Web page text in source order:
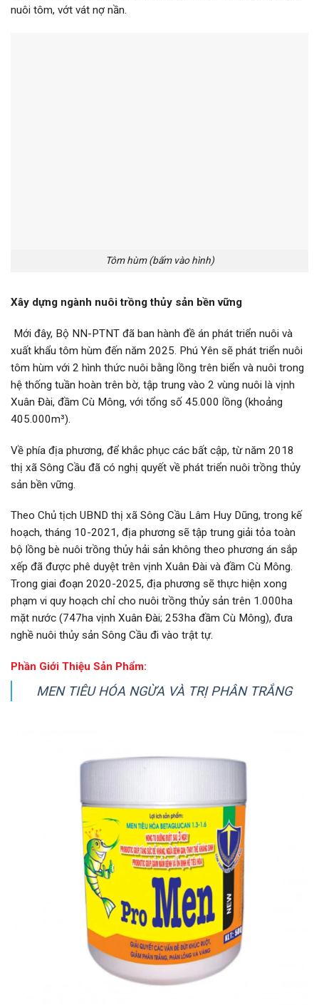
nuôi tôm, vớt vát nợ nần.
Tôm hùm (bấm vào hình)
Xây dựng ngành nuôi trồng thủy sản bền vững
Mới đây, Bộ NN-PTNT đã ban hành đề án phát triển nuôi và
xuất khẩu tôm hùm đến năm 2025. Phú Yên sẽ phát triển nuôi
tôm hùm với 2 hình thức nuôi bằng lồng trên biển và nuôi trong
hệ thống tuần hoàn trên bờ, tập trung vào 2 vùng nuôi là vịnh
Xuân Đài, đầm Cù Mông, với tổng số 45.000 lồng (khoảng
405.000m³).
Về phía địa phương, để khắc phục các bất cập, từ năm 2018
thị xã Sông Cầu đã có nghị quyết về phát triển nuôi trồng thủy
sản bền vững.
Theo Chủ tịch UBND thị xã Sông Cầu Lâm Huy Dũng, trong kế
hoạch, tháng 10-2021, địa phương sẽ tập trung giải tỏa toàn
bộ lồng bè nuôi trồng thủy hải sản không theo phương án sắp
xếp đã được phê duyệt trên vịnh Xuân Đài và đầm Cù Mông.
Trong giai đoạn 2020-2025, địa phương sẽ thực hiện xong
phạm vi quy hoạch chỉ cho nuôi trồng thủy sản trên 1.000ha
mặt nước (747ha vịnh Xuân Đài; 253ha đầm Cù Mông), đưa
nghề nuôi thủy sản Sông Cầu đi vào trật tự.
Phần Giới Thiệu Sản Phẩm:
MEN TIÊU HÓA NGỪA VÀ TRỊ PHÂN TRẮNG